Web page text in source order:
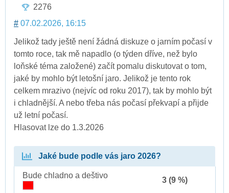
2276
# 07.02.2026, 16:15
Jelikož tady ještě není žádná diskuze o jarním počasí v
tomto roce, tak mě napadlo (o týden dříve, než bylo
loňské téma založené) začít pomalu diskutovat o tom,
jaké by mohlo být letošní jaro. Jelikož je tento rok
celkem mrazivo (nejvíc od roku 2017), tak by mohlo být
i chladnější. A nebo třeba nás počasí překvapí a přijde
už letní počasí.
Hlasovat lze do 1.3.2026
Jaké bude podle vás jaro 2026?
Bude chladno a deštivo
3 (9 %)